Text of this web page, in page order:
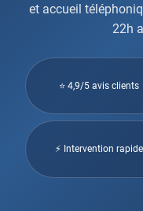
et accueil
22h
⭐ 4,9/5 avis clients
⚡ Intervention rapide